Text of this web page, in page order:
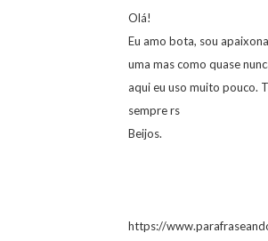
Olá!
Eu amo bota, sou
uma mas como quase
aqui eu uso muito pouco.
sempre rs
Beijos.
https://